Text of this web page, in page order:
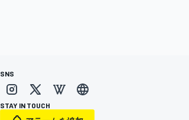
SNS
STAY IN TOUCH